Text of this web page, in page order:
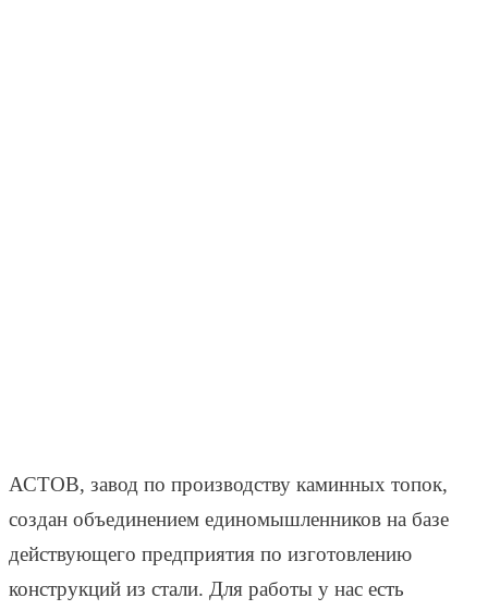
АСТОВ, завод по производству каминных топок,
создан объединением единомышленников на базе
действующего предприятия по изготовлению
конструкций из стали. Для работы у нас есть